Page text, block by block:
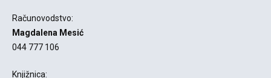
Računovodstvo:
Magdalena Mesić
044 777 106
Knjižnica: